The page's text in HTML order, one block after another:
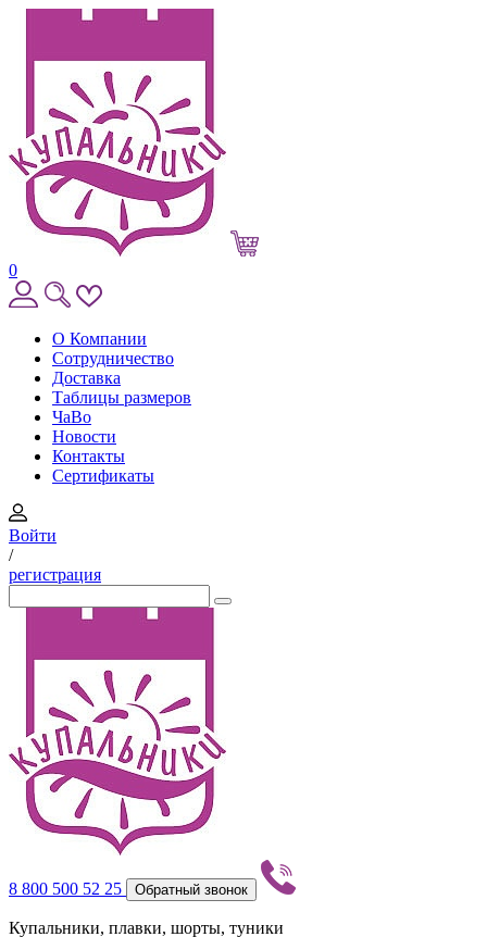
0
О Компании
Сотрудничество
Доставка
Таблицы размеров
ЧаВо
Новости
Контакты
Сертификаты
Войти
/
регистрация
8 800 500 52 25 Обратный звонок
Купальники, плавки, шорты, туники